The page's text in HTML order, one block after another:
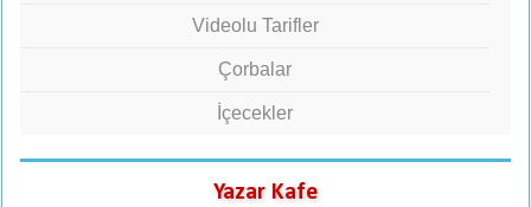
Videolu Tarifler
Çorbalar
İçecekler
Yazar Kafe